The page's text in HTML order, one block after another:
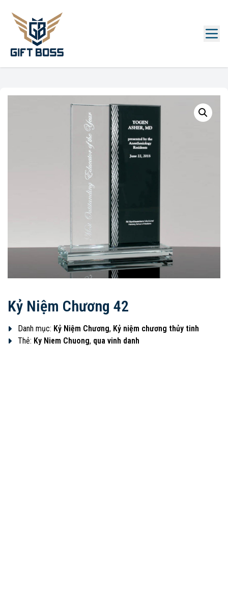
Kỷ Niệm Chương 42
Danh mục: Kỷ Niệm Chương, Kỷ niệm chương thủy tinh
Thẻ: Ky Niem Chuong, qua vinh danh